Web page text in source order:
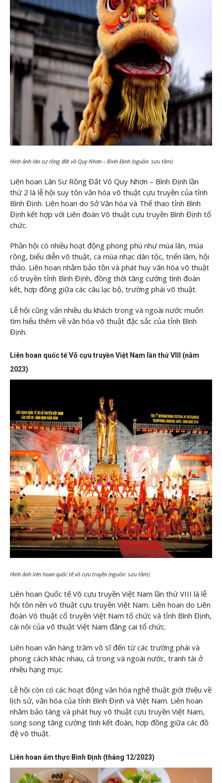
Hình ảnh lân sư rồng đất võ Quy Nhơn – Bình Định (nguồn: sưu tầm)
Liên hoan Lân Sư Rồng Đất Võ Quy Nhơn – Bình Định lần
thứ 2 là lễ hội suy tôn văn hóa võ thuật cựu truyền của tỉnh
Bình Định. Liên hoan do Sở Văn hóa và Thể thao tỉnh Bình
Định kết hợp với Liên đoàn Võ thuật cựu truyền Bình Định tổ
chức.
Phần hội có nhiều hoạt động phong phú như múa lân, múa
rồng, biểu diễn võ thuật, ca múa nhạc dân tộc, triển lãm, hội
thảo. Liên hoan nhằm bảo tồn và phát huy văn hóa võ thuật
cổ truyền tỉnh Bình Định, đồng thời tăng cường tình đoàn
kết, hợp đồng giữa các câu lạc bộ, trường phái võ thuật.
Lễ hội cũng vấn nhiều du khách trong và ngoài nước muốn
tìm hiểu thêm về văn hóa võ thuật đặc sắc của tỉnh Bình
Định.
Liên hoan quốc tế Võ cựu truyền Việt Nam lần thứ VIII (năm
2023)
Hình ảnh liên hoan quốc tế võ cựu truyền (nguồn: sưu tầm)
Liên hoan Quốc tế Võ cựu truyền Việt Nam lần thứ VIII là lễ
hội tôn nền võ thuật cựu truyền Việt Nam. Liên hoan do Liên
đoàn Võ thuật cổ truyền Việt Nam tổ chức và tỉnh Bình Định,
cái nôi của võ thuật Việt Nam đăng cai tổ chức.
Liên hoan vấn hàng trăm võ sĩ đến từ các trường phái và
phong cách khác nhau, cả trong và ngoài nước, tranh tài ở
nhiều hạng mục.
Lễ hội còn có các hoạt động văn hóa nghệ thuật giới thiệu về
lịch sử, văn hóa của tỉnh Bình Định và Việt Nam. Liên hoan
nhằm bảo tàng và phát huy võ thuật cựu truyền Việt Nam,
song song tăng cường tình kết đoàn, hợp đồng giữa các đồ
đệ võ thuật.
Liên hoan ẩm thực Bình Định (tháng 12/2023)